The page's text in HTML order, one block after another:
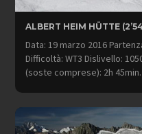
ALBERT HEIM HÜTTE
Data: 19 marzo 2016
Difficoltà: WT3 Dislivello:
(soste comprese): 2h